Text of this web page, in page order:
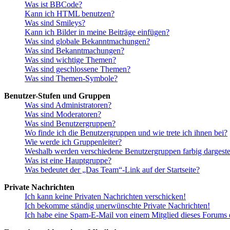
Was ist BBCode?
Kann ich HTML benutzen?
Was sind Smileys?
Kann ich Bilder in meine Beiträge einfügen?
Was sind globale Bekanntmachungen?
Was sind Bekanntmachungen?
Was sind wichtige Themen?
Was sind geschlossene Themen?
Was sind Themen-Symbole?
Benutzer-Stufen und Gruppen
Was sind Administratoren?
Was sind Moderatoren?
Was sind Benutzergruppen?
Wo finde ich die Benutzergruppen und wie trete ich ihnen bei?
Wie werde ich Gruppenleiter?
Weshalb werden verschiedene Benutzergruppen farbig
Was ist eine Hauptgruppe?
Was bedeutet der „Das Team“-Link auf der Startseite?
Private Nachrichten
Ich kann keine Privaten Nachrichten verschicken!
Ich bekomme ständig unerwünschte Private Nachrichten!
Ich habe eine Spam-E-Mail von einem Mitglied dieses Forums